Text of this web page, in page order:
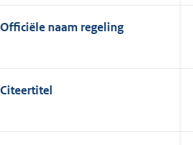
Officiële naam regeling
Citeertitel